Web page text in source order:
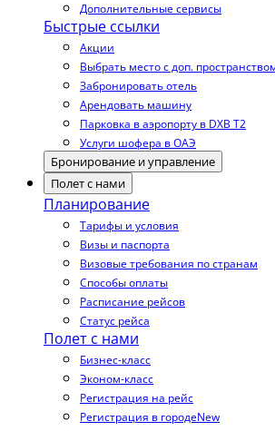
Дополнительные сервисы
Быстрые ссылки
Акции
Выбрать место с доп.
Забронировать отель
Арендовать машину
Парковка в аэропорту в DXB T2
Услуги шофера в ОАЭ
Бронирование и управление
Полет с нами
Планирование
Тарифы и условия
Визы и паспорта
Визовые требования по странам
Способы оплаты
Расписание рейсов
Статус рейса
Полет с нами
Бизнес-класс
Эконом-класс
Регистрация на рейс
Регистрация в городеNew